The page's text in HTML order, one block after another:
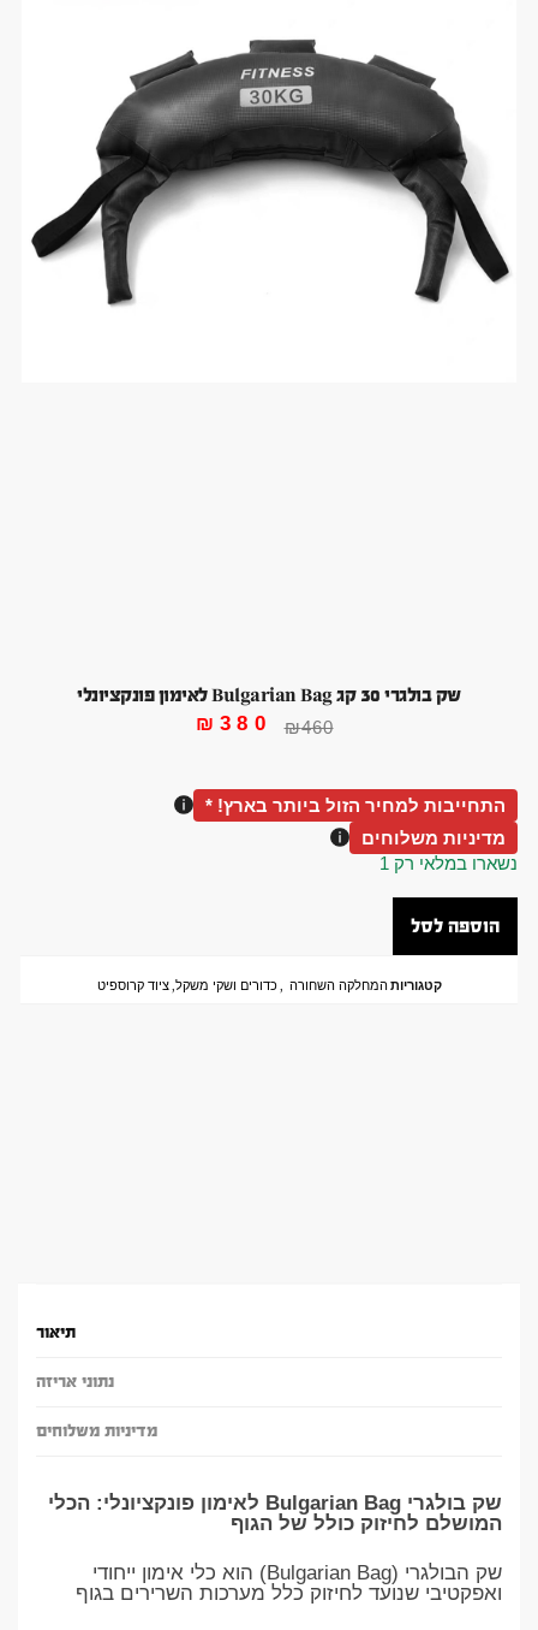
שק בולגרי 30 קג Bulgarian Bag לאימון פונקציונלי
₪460
₪ 380
התחייבות למחיר הזול ביותר בארץ! *
מדיניות משלוחים
נשארו במלאי רק 1
הוספה לסל
קטגוריות המחלקה השחורה ,כדורים ושקי משקל,ציוד קרוספיט
תיאור
נתוני אריזה
מדיניות משלוחים
שק בולגרי Bulgarian Bag לאימון פונקציונלי: הכלי
המושלם לחיזוק כולל של הגוף
שק הבולגרי (Bulgarian Bag) הוא כלי אימון ייחודי
ואפקטיבי שנועד לחיזוק כלל מערכות השרירים בגוף